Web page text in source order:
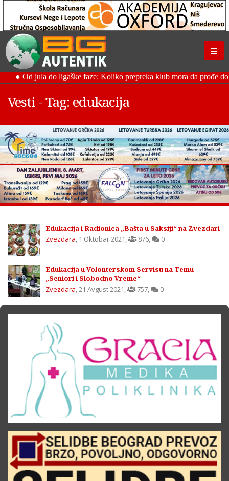
Vesti - Tag: edukacija
Edukacija i Radionica „Bašta u Saksiji“ na Zvezdari
Zvezdara, 1 Oktobar 2021, 876, 0
Edukacija u Volonterskom Servisu na Temu
„Seniori i Slobodno Vreme“
Zvezdara,21 Avgust 2021, 757, 0